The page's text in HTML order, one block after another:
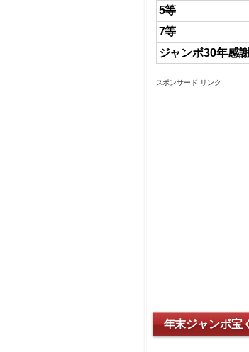
5等
7等
ジャンボ30年感
スポンサード リンク
年末ジャンボ宝